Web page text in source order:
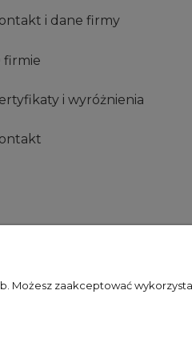
i dane firmy
firmie
i wyróżnienia
Możesz zaakceptować